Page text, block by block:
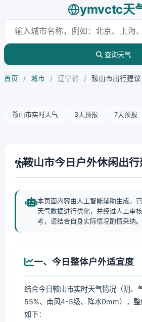
ymvctc天
查询天气
首页 / 城市 / 辽宁省 / 鞍山市出行建议
鞍山市实时天气 3天预报 7天预报
鞍山市今日户外休闲出
本页面内容由人工智能辅助生成，
天气数据进行优化，并经过人工审
考，请结合自身实际情况酌情采纳。
一、今日整体户外适宜度
结合今日鞍山市实时天气情况（阴
55%、南风4-5级、降水0mm），整
如下：